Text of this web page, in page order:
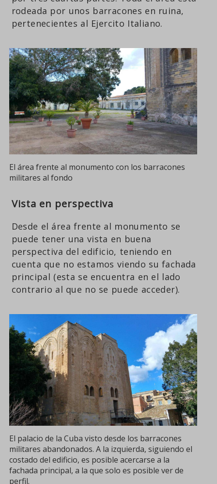
rodeada por unos barracones en ruina,
pertenecientes al Ejercito Italiano.
El área frente al monumento con los barracones
militares al fondo
Vista en perspectiva
Desde el área frente al monumento se
puede tener una vista en buena
perspectiva del edificio, teniendo en
cuenta que no estamos viendo su fachada
principal (esta se encuentra en el lado
contrario al que no se puede acceder).
El palacio de la Cuba visto desde los barracones
militares abandonados. A la izquierda, siguiendo el
costado del edificio, es posible acercarse a la
fachada principal, a la que solo es posible ver de
perfil.